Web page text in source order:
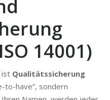
14001)
ist Qualitätssicherung
to-have”, sondern